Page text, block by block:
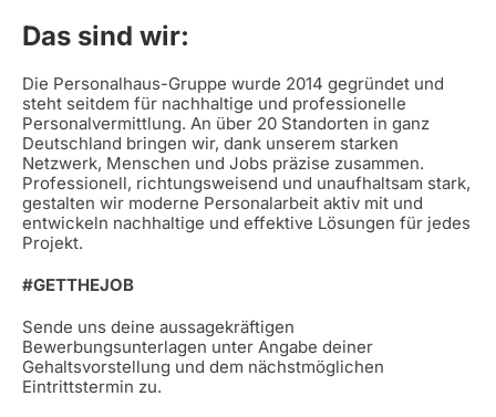
Das sind wir:
Die Personalhaus-Gruppe wurde 2014 gegründet und
steht seitdem für nachhaltige und professionelle
Personalvermittlung. An über 20 Standorten in ganz
Deutschland bringen wir, dank unserem starken
Netzwerk, Menschen und Jobs präzise zusammen.
Professionell, richtungsweisend und unaufhaltsam stark,
gestalten wir moderne Personalarbeit aktiv mit und
entwickeln nachhaltige und effektive Lösungen für jedes
Projekt.
#GETTHEJOB
Sende uns deine aussagekräftigen
Bewerbungsunterlagen unter Angabe deiner
Gehaltsvorstellung und dem nächstmöglichen
Eintrittstermin zu.